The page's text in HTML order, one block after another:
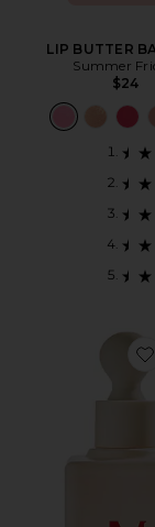
LIP BUTTER
Summer
$24